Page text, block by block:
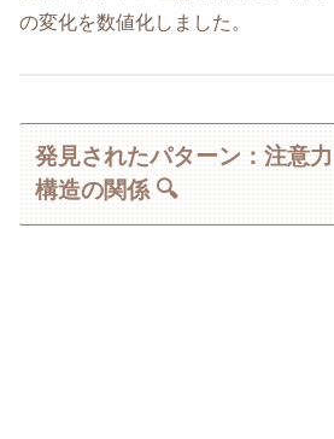
の変化を数値化しました。
発見されたパターン：注意
構造の関係 🔍